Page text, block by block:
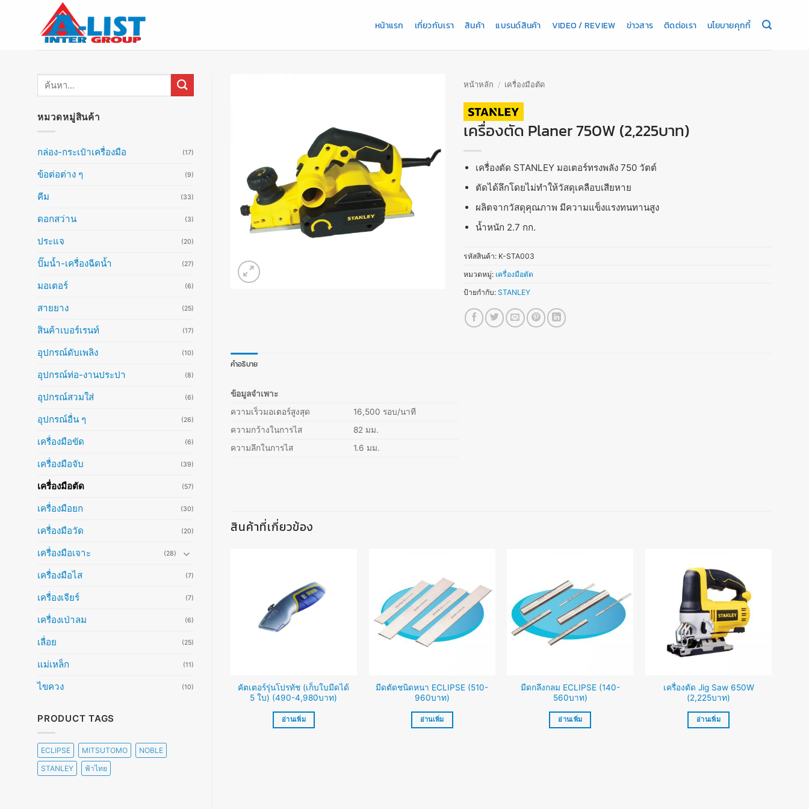
หน้าแรก เกี่ยวกับเรา สินค้า แบรนด์สินค้า VIDEO / REVIEW ข่าวสาร ติดต่อเรา นโยบายคุกกี้
ค้นหา:
หมวดหมู่สินค้า
กล่อง-กระเป๋าเครื่องมือ (17)
ข้อต่อต่าง ๆ (9)
คีม (33)
ดอกสว่าน (3)
ประแจ (20)
ปั๊มน้ำ-เครื่องฉีดน้ำ (27)
มอเตอร์ (6)
สายยาง (25)
สินค้าเบอร์เรนท์ (17)
อุปกรณ์ดับเพลิง (10)
อุปกรณ์ท่อ-งานประปา (8)
อุปกรณ์สวมใส่ (6)
อุปกรณ์อื่น ๆ (26)
เครื่องมือขัด (6)
เครื่องมือจับ (39)
เครื่องมือตัด (57)
เครื่องมือยก (30)
เครื่องมือวัด (20)
เครื่องมือเจาะ (28)
เครื่องมือไส (7)
เครื่องเจียร์ (7)
เครื่องเป่าลม (6)
เลื่อย (25)
แม่เหล็ก (11)
ไขควง (10)
PRODUCT TAGS
ECLIPSE MITSUTOMO
NOBLE
STANLEY
ฟ้าไทย
หน้าหลัก / เครื่องมือตัด
เครื่องตัด Planer 750W (2,225บาท)
เครื่องตัด STANLEY มอเตอร์ทรงพลัง 750 วัตต์
ตัดได้ลึกโดยไม่ทำให้วัสดุเคลือบเสียหาย
ผลิตจากวัสดุคุณภาพ มีความแข็งแรงทนทานสูง
น้ำหนัก 2.7 กก.
รหัสสินค้า: K-STA003
หมวดหมู่: เครื่องมือตัด
ป้ายกำกับ:STANLEY
คำอธิบาย
ข้อมูลจำเพาะ
ความเร็วมอเตอร์สูงสุด
16,500 รอบ/นาที
ความกว้างในการไส
82 มม.
ความลึกในการไส
1.6 มม.
สินค้าที่เกี่ยวข้อง
คัตเตอร์รุ่นโปรทัช (เก็บใบมีดได้
5 ใบ) (490-4,980บาท)
อ่านเพิ่ม
มีดตัดชนิดหนา ECLIPSE (510-
960บาท)
อ่านเพิ่ม
มีดกลึงกลม ECLIPSE (140-
560บาท)
อ่านเพิ่ม
เครื่องตัด Jig Saw 650W
(2,225บาท)
อ่านเพิ่ม
Mud Mixer
คัตเตอร์ 9 mm. x12 (45บาท)